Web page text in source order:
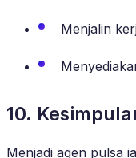
Menjalin
10.
Menjadi agen pulsa